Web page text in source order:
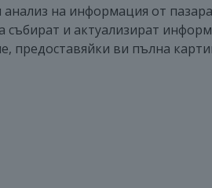
на информация от
и актуализират
предоставяйки ви пълна